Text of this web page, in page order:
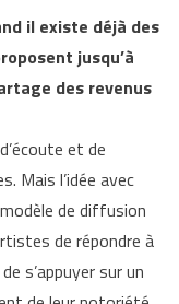
il existe déjà des
jusqu’à
des revenus
et de
Mais l’idée avec
de diffusion
de répondre à
s’appuyer sur un